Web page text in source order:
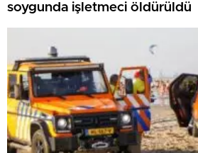
soygunda işletmeci öldürüldü